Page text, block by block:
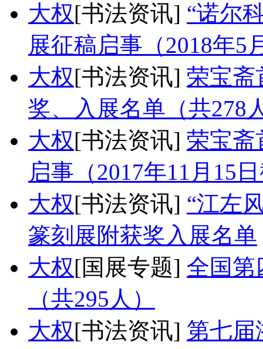
大权[书法资讯] “诺尔
展征稿启事（2018年5
大权[书法资讯] 荣宝斋
奖、入展名单（共278
大权[书法资讯] 荣宝斋
启事（2017年11月15
大权[书法资讯] “江左
篆刻展附获奖入展名单
大权[国展专题] 全国第
（共295人）
大权[书法资讯] 第七届